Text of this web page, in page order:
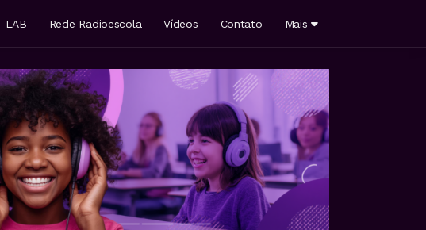
LAB Rede Radioescola Vídeos Contato Mais